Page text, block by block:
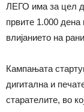
ЛЕГО има за цел
првите 1.000 дена
влијанието на
Кампањата
дигитална и
старателите, во